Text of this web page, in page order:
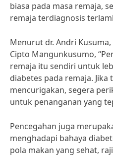
biasa pada masa remaja,
remaja terdiagnosis
Menurut dr. Andri Kusuma,
Cipto Mangunkusumo,
remaja itu sendiri untuk
diabetes pada remaja.
mencurigakan, segera
untuk penanganan yang
Pencegahan juga
menghadapi bahaya
pola makan yang sehat,